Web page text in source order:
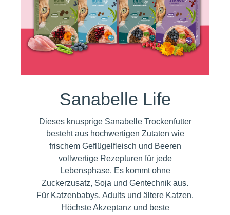
Sanabelle Life
Dieses knusprige Sanabelle Trockenfutter
besteht aus hochwertigen Zutaten wie
frischem Geflügelfleisch und Beeren
vollwertige Rezepturen für jede
Lebensphase. Es kommt ohne
Zuckerzusatz, Soja und Gentechnik aus.
Für Katzenbabys, Adults und ältere Katzen.
Höchste Akzeptanz und beste